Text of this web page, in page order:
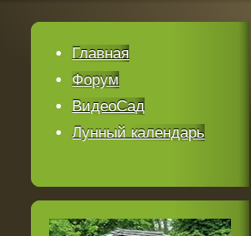
Главная
Форум
ВидеоСад
Лунный календарь